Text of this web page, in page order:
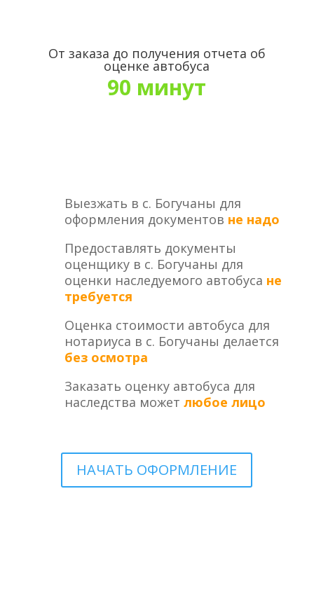
От заказа до получения отчета об
оценке автобуса
90 минут
Выезжать в с. Богучаны для
оформления документов не надо
Предоставлять документы
оценщику в с. Богучаны для
оценки наследуемого автобуса не
требуется
Оценка стоимости автобуса для
нотариуса в с. Богучаны делается
без осмотра
Заказать оценку автобуса для
наследства может любое лицо
НАЧАТЬ ОФОРМЛЕНИЕ